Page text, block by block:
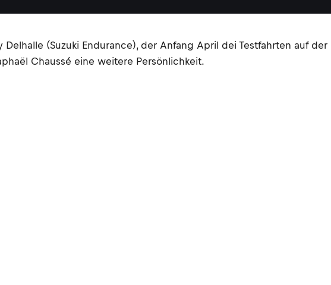
(Suzuki Endurance), der Anfang April dei Testfahrten auf
Chaussé eine weitere Persönlichkeit.